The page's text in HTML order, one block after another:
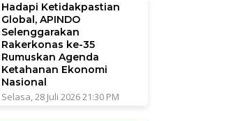
Hadapi Ketidakpastian
Global, APINDO
Selenggarakan
Rakerkonas ke-35
Rumuskan Agenda
Ketahanan Ekonomi
Nasional
Selasa, 28 Juli 2026 21:30 PM